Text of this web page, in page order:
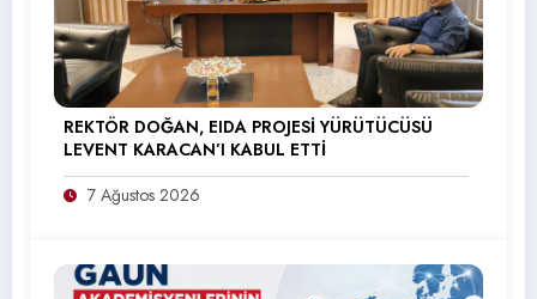
REKTÖR DOĞAN, EIDA PROJESİ YÜRÜTÜCÜSÜ
LEVENT KARACAN’I KABUL ETTİ
7 Ağustos 2026